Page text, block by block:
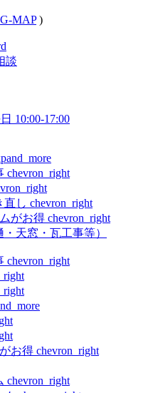
G-MAP)
談
10:00-17:00
chevron_right
直し chevron_right
がお得 chevron_right
天窓・瓦工事等）
chevron_right
お得 chevron_right
chevron_right